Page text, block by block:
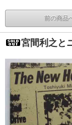
前の商品
宮間利之と